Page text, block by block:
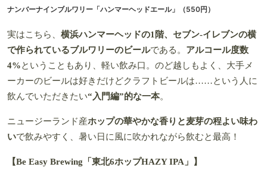
ナンバーナインブルワリー「ハンマーヘッドエール」（550円）
実はこちら、 横浜ハンマーヘッドの1階、セブン-イレブンの横
で作られているブルワリーのビールである。 アルコール度数
4%ということもあり、軽い飲み口。のど越しもよく、大手メ
ーカーのビールは好きだけどクラフトビールは……という人に
飲んでいただきたい“入門編”的な一本。
ニュージーランド産ホップの華やかな香りと麦芽の程よい味わ
いで飲みやすく、暑い日に風に吹かれながら飲むと最高！
【Be Easy Brewing「東北6ホップHAZY IPA」】